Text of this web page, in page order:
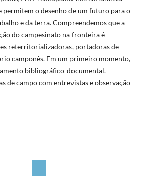
permitem o desenho de um futuro para o
e da terra. Compreendemos que a
do campesinato na fronteira é
reterritorializadoras, portadoras de
camponês. Em um primeiro momento,
bibliográfico-documental.
de campo com entrevistas e observação